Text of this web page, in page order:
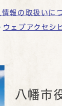
情報の取扱いに
ウェブアクセシ
八幡市